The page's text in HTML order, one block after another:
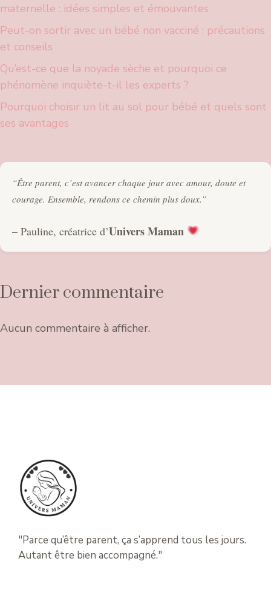
maternelle : idées simples et émouvantes
Peut-on sortir avec un bébé non vacciné : précautions
et conseils
Qu’est-ce que la noyade sèche et pourquoi ce
phénomène inquiète-t-il les experts ?
Pourquoi choisir un lit au sol pour bébé et quels sont
ses avantages
“Être parent, c’est avancer chaque jour avec amour, doute et
courage. Ensemble, rendons ce chemin plus doux.”
– Pauline, créatrice d’Univers Maman
Dernier commentaire
Aucun commentaire à afficher.
"Parce qu’être parent, ça s’apprend tous les jours.
Autant être bien accompagné."